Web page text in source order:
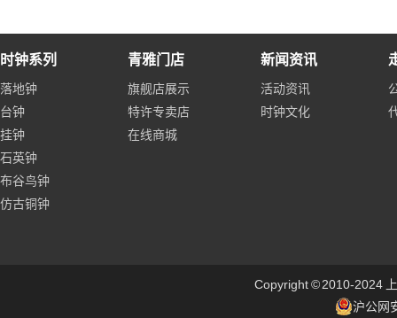
时钟系列
落地钟
台钟
挂钟
石英钟
布谷鸟钟
仿古铜钟
青雅门店
旗舰店展示
特许专卖店
在线商城
新闻资讯
活动资讯
时钟文化
Copyright © 2010-2024
沪公网